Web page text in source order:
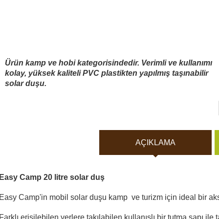
Vücut Kameraları ve
Güneş panelleri ve şarj
Spor ve akıllı Saatleri
Araç İçi Kamera
Hediyelik
Ürün kamp ve hobi kategorisindedir. Verimli ve kullanımı
kolay, yüksek kaliteli PVC plastikten yapılmış taşınabilir
solar duşu.
AÇIKLAMA
Camp 20 litre solar duş
Camp'in mobil solar duşu kamp ve turizm için ideal bir